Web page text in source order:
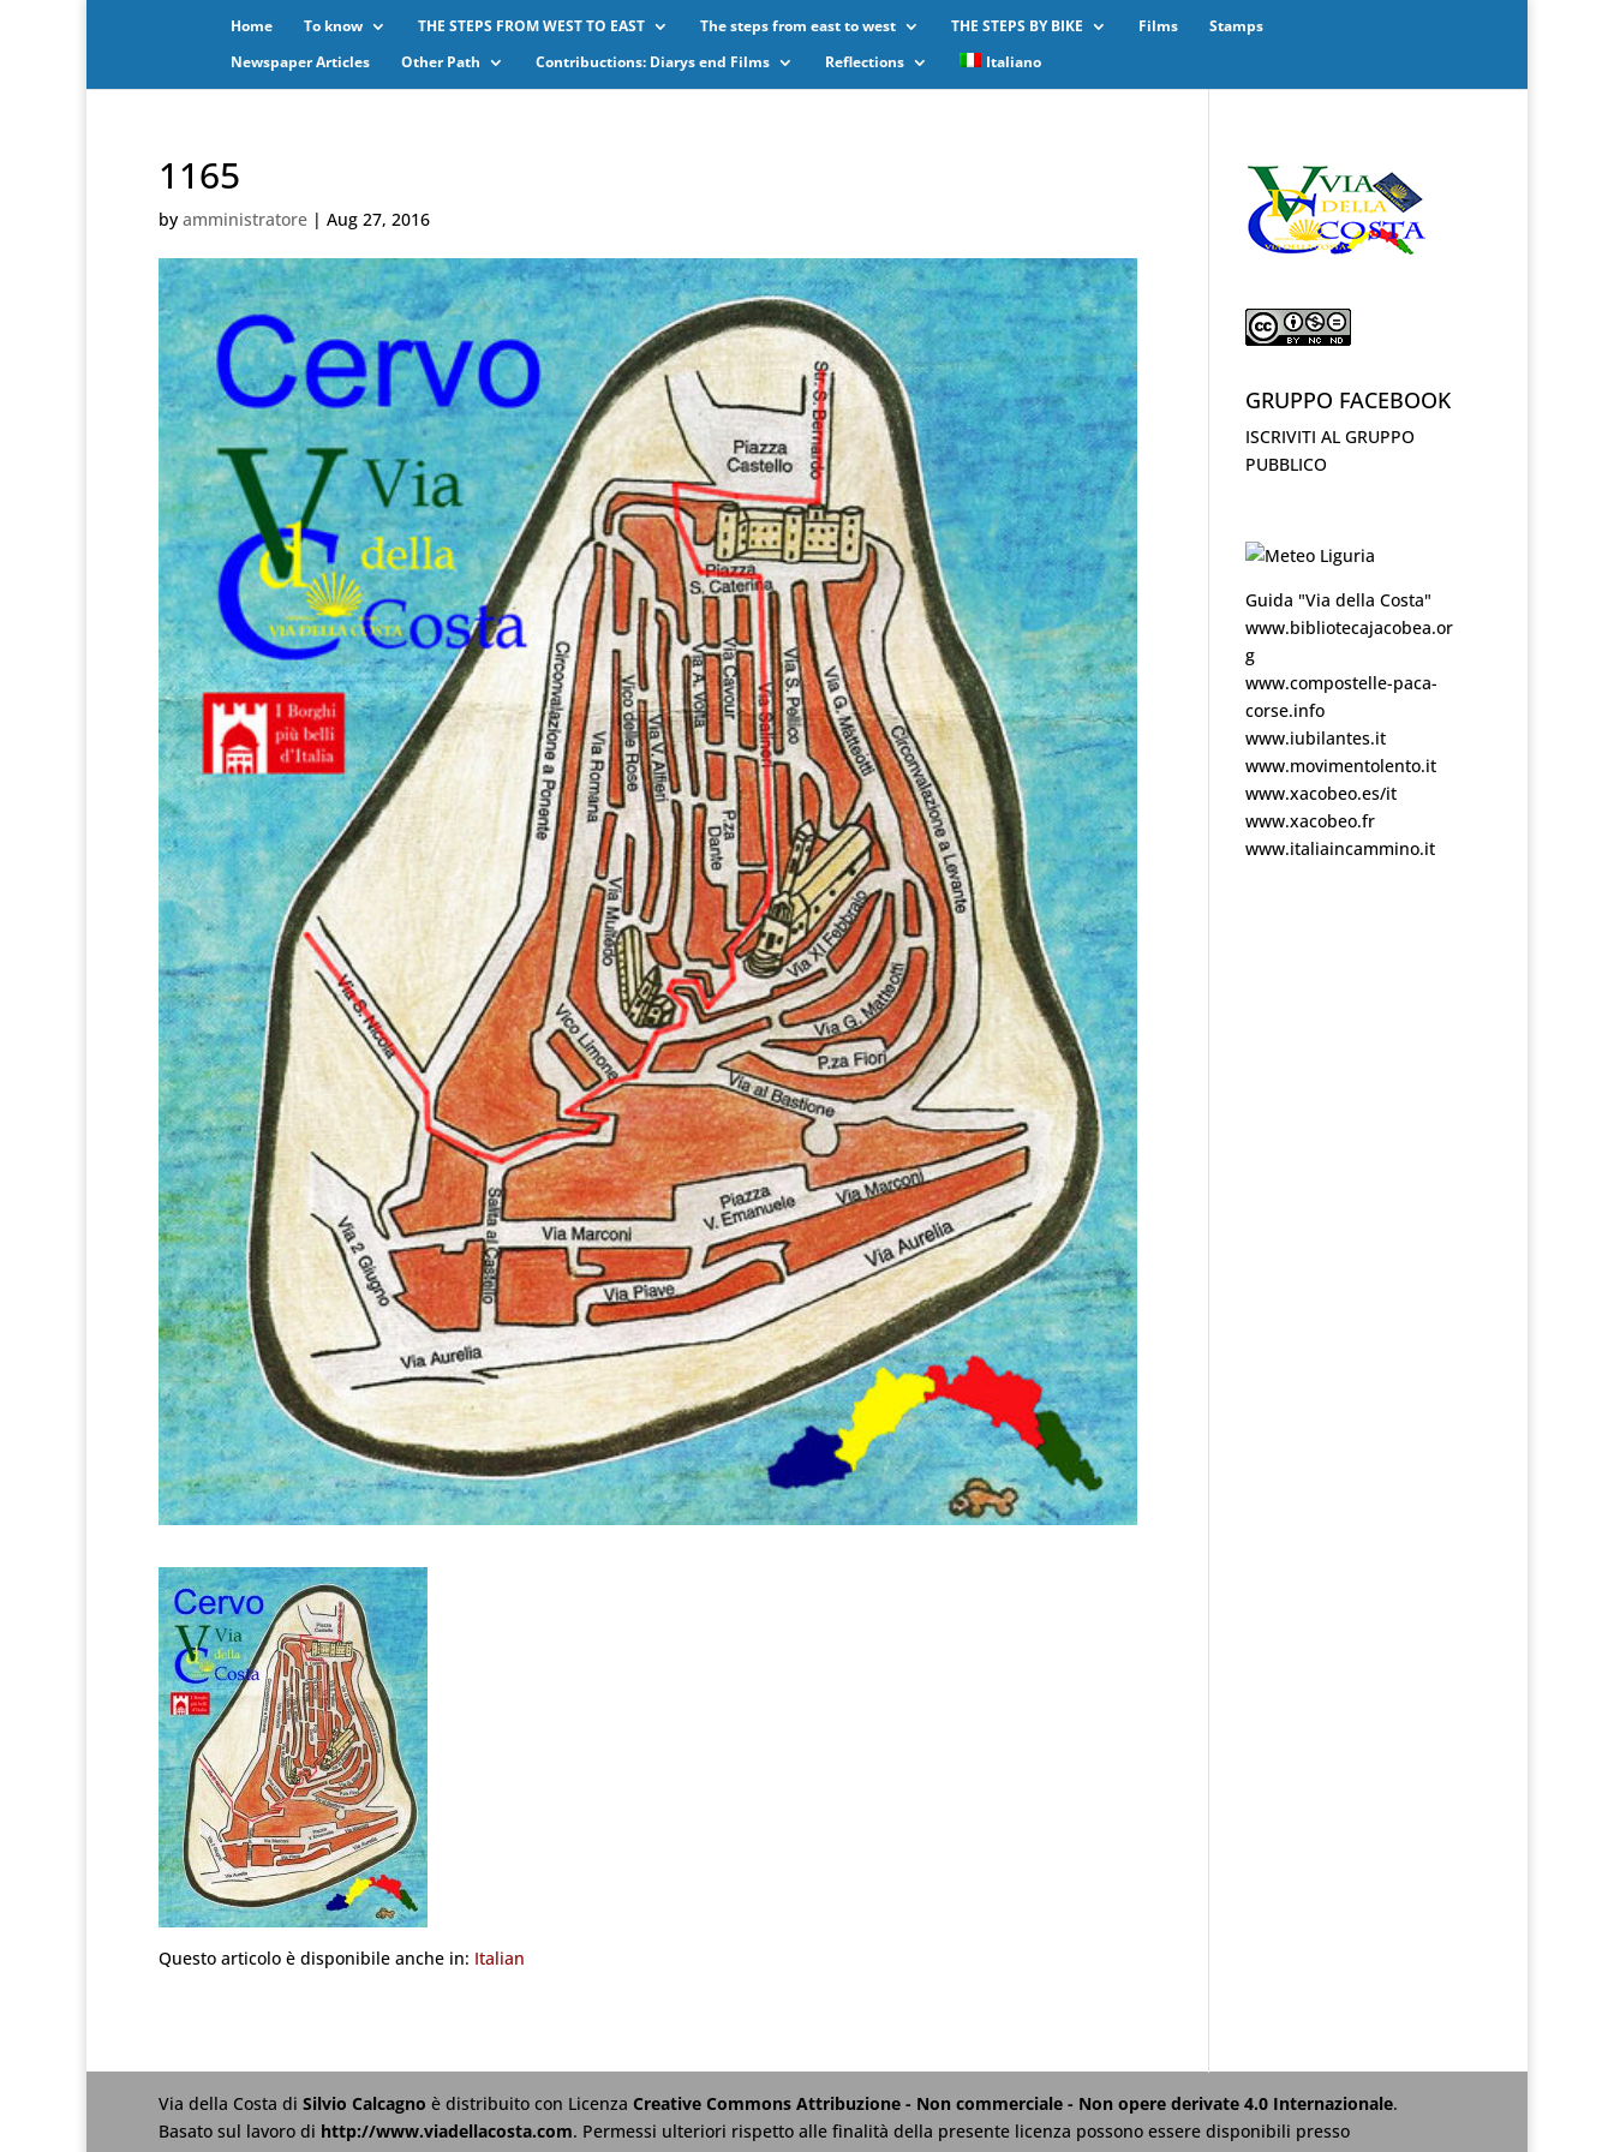
Home To know THE STEPS FROM WEST TO EAST The steps from east to west THE STEPS BY BIKE Films
Stamps
Newspaper Articles
Other Path Contribuctions: Diarys end Films Reflections Italiano
1165
by amministratore | Aug 27, 2016
Questo articolo è disponibile anche in: Italian
GRUPPO FACEBOOK
ISCRIVITI AL GRUPPO
PUBBLICO
Guida "Via della Costa"
www.bibliotecajacobea.or
g
www.compostelle-paca-
corse.info
www.iubilantes.it
www.movimentolento.it
www.xacobeo.es/it
www.xacobeo.fr
www.italiaincammino.it
Via della Costa di Silvio Calcagno è distribuito con Licenza Creative Commons Attribuzione - Non commerciale - Non opere derivate 4.0 Internazionale.
Basato sul lavoro di http://www.viadellacosta.com. Permessi ulteriori rispetto alle finalità della presente licenza possono essere disponibili presso